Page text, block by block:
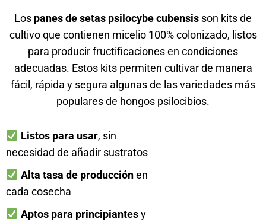
Los panes de setas psilocybe cubensis son kits de
cultivo que contienen micelio 100% colonizado, listos
para producir fructificaciones en condiciones
adecuadas. Estos kits permiten cultivar de manera
fácil, rápida y segura algunas de las variedades más
populares de hongos psilocibios.
Listos para usar, sin
necesidad de añadir sustratos
Alta tasa de producciónen
cada cosecha
Aptos para principiantesy